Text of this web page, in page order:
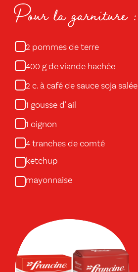
Pour la garniture :
2 pommes de terre
400 g de viande hachée
2 c. à café de sauce soja salée
1 gousse d' ail
1 oignon
4 tranches de comté
ketchup
mayonnaise